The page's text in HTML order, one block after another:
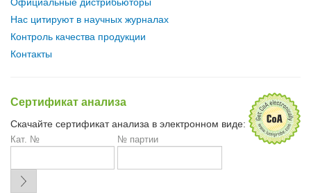
Нас цитируют в научных журналах
Контроль качества продукции
Контакты
Сертификат анализа
Скачайте сертификат анализа в электронном виде:
Кат. № № партии